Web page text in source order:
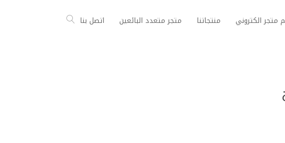
متجر الكتروني منتجاتنا متجر متعدد البائعين اتصل بنا